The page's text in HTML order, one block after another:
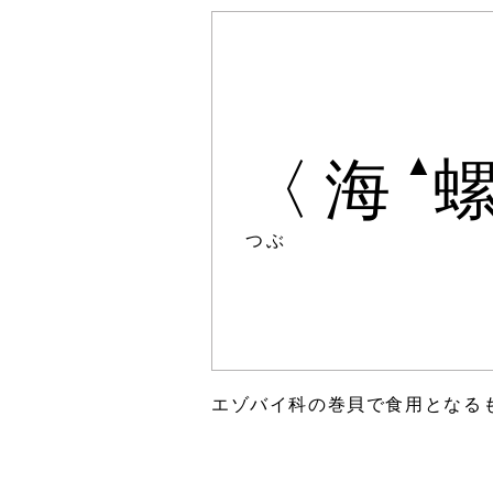
〈海 ▲
つぶ
エゾバイ科の巻貝で食用となる